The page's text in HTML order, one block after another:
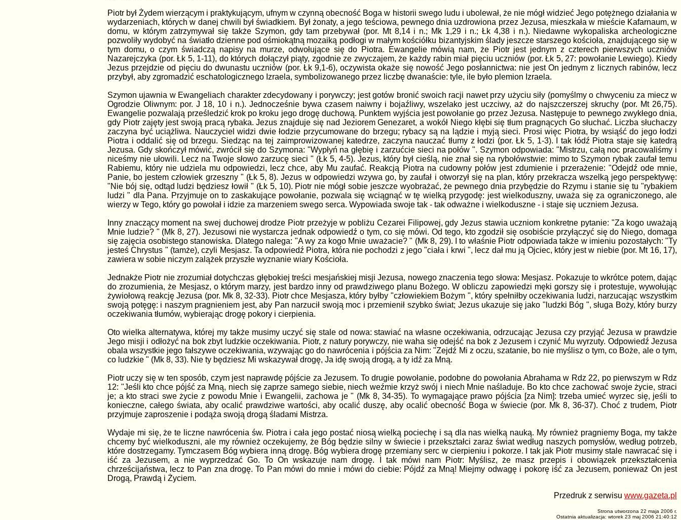
Piotr był Żydem wierzącym i praktykującym, ufnym w czynną obecność Boga w historii swego ludu i ubolewał, że nie mógł widzieć Jego potężnego działania w
wydarzeniach, których w danej chwili był świadkiem. Był żonaty, a jego teściowa, pewnego dnia uzdrowiona przez Jezusa, mieszkała w mieście Kafarnaum, w
domu, w którym zatrzymywał się także Szymon, gdy tam przebywał (por. Mt 8,14 i n.; Mk 1,29 i n.; Łk 4,38 i n.). Niedawne wykopaliska archeologiczne
pozwoliły wydobyć na światło dzienne pod ośmiokątną mozaiką podłogi w małym kościółku bizantyjskim ślady jeszcze starszego kościoła, znajdującego się w
tym domu, o czym świadczą napisy na murze, odwołujące się do Piotra. Ewangelie mówią nam, że Piotr jest jednym z czterech pierwszych uczniów
Nazarejczyka (por. Łk 5, 1-11), do których dołączył piąty, zgodnie ze zwyczajem, że każdy rabin miał pięciu uczniów (por. Łk 5, 27: powołanie Lewiego). Kiedy
Jezus przejdzie od pięciu do dwunastu uczniów (por. Łk 9,1-6), oczywista okaże się nowość Jego posłannictwa: nie jest On jednym z licznych rabinów, lecz
przybył, aby zgromadzić eschatologicznego Izraela, symbolizowanego przez liczbę dwanaście: tyle, ile było plemion Izraela.
Szymon ujawnia w Ewangeliach charakter zdecydowany i porywczy; jest gotów bronić swoich racji nawet przy użyciu siły (pomyślmy o chwyceniu za miecz w
Ogrodzie Oliwnym: por. J 18, 10 i n.). Jednocześnie bywa czasem naiwny i bojaźliwy, wszelako jest uczciwy, aż do najszczerszej skruchy (por. Mt 26,75).
Ewangelie pozwalają prześledzić krok po kroku jego drogę duchową. Punktem wyjścia jest powołanie go przez Jezusa. Następuje to pewnego zwykłego dnia,
gdy Piotr zajęty jest swoją pracą rybaka. Jezus znajduje się nad Jeziorem Genezaret, a wokół Niego kłębi się tłum pragnących Go słuchać. Liczba słuchaczy
zaczyna być uciążliwa. Nauczyciel widzi dwie łodzie przycumowane do brzegu; rybacy są na lądzie i myją sieci. Prosi więc Piotra, by wsiąść do jego łodzi
Piotra i oddalić się od brzegu. Siedząc na tej zaimprowizowanej katedrze, zaczyna nauczać tłumy z łodzi (por. Łk 5, 1-3). I tak łódź Piotra staje się katedrą
Jezusa. Gdy skończył mówić, zwrócił się do Szymona: "Wypłyń na głębię i zarzućcie sieci na połów ". Szymon odpowiada: "Mistrzu, całą noc pracowaliśmy i
niceśmy nie ułowili. Lecz na Twoje słowo zarzucę sieci " (Łk 5, 4-5). Jezus, który był cieślą, nie znał się na rybołówstwie: mimo to Szymon rybak zaufał temu
Rabiemu, który nie udziela mu odpowiedzi, lecz chce, aby Mu zaufać. Reakcją Piotra na cudowny połów jest zdumienie i przerażenie: "Odejdź ode mnie,
Panie, bo jestem człowiek grzeszny " (Łk 5, 8). Jezus w odpowiedzi wzywa go, by zaufał i otworzył się na plan, który przekracza wszelką jego perspektywę:
"Nie bój się, odtąd ludzi będziesz łowił " (Łk 5, 10). Piotr nie mógł sobie jeszcze wyobrażać, że pewnego dnia przybędzie do Rzymu i stanie się tu "rybakiem
ludzi " dla Pana. Przyjmuje on to zaskakujące powołanie, pozwala się wciągnąć w tę wielką przygodę: jest wielkoduszny, uważa się za ograniczonego, ale
wierzy w Tego, który go powołał i idzie za marzeniem swego serca. Wypowiada swoje tak - tak odważne i wielkoduszne - i staje się uczniem Jezusa.
Inny znaczący moment na swej duchowej drodze Piotr przeżyje w pobliżu Cezarei Filipowej, gdy Jezus stawia uczniom konkretne pytanie: "Za kogo uważają
Mnie ludzie? " (Mk 8, 27). Jezusowi nie wystarcza jednak odpowiedź o tym, co się mówi. Od tego, kto zgodził się osobiście przyłączyć się do Niego, domaga
się zajęcia osobistego stanowiska. Dlatego nalega: "A wy za kogo Mnie uważacie? " (Mk 8, 29). I to właśnie Piotr odpowiada także w imieniu pozostałych: "Ty
jesteś Chrystus " (tamże), czyli Mesjasz. Ta odpowiedź Piotra, która nie pochodzi z jego "ciała i krwi ", lecz dał mu ją Ojciec, który jest w niebie (por. Mt 16, 17),
zawiera w sobie niczym zalążek przyszłe wyznanie wiary Kościoła.
Jednakże Piotr nie zrozumiał dotychczas głębokiej treści mesjańskiej misji Jezusa, nowego znaczenia tego słowa: Mesjasz. Pokazuje to wkrótce potem, dając
do zrozumienia, że Mesjasz, o którym marzy, jest bardzo inny od prawdziwego planu Bożego. W obliczu zapowiedzi męki gorszy się i protestuje, wywołując
żywiołową reakcję Jezusa (por. Mk 8, 32-33). Piotr chce Mesjasza, który byłby "człowiekiem Bożym ", który spełniłby oczekiwania ludzi, narzucając wszystkim
swoją potęgę: i naszym pragnieniem jest, aby Pan narzucił swoją moc i przemienił szybko świat; Jezus ukazuje się jako "ludzki Bóg ", sługa Boży, który burzy
oczekiwania tłumów, wybierając drogę pokory i cierpienia.
Oto wielka alternatywa, której my także musimy uczyć się stale od nowa: stawiać na własne oczekiwania, odrzucając Jezusa czy przyjąć Jezusa w prawdzie
Jego misji i odłożyć na bok zbyt ludzkie oczekiwania. Piotr, z natury porywczy, nie waha się odejść na bok z Jezusem i czynić Mu wyrzuty. Odpowiedź Jezusa
obala wszystkie jego fałszywe oczekiwania, wzywając go do nawrócenia i pójścia za Nim: "Zejdź Mi z oczu, szatanie, bo nie myślisz o tym, co Boże, ale o tym,
co ludzkie " (Mk 8, 33). Nie ty będziesz Mi wskazywał drogę, Ja idę swoją drogą, a ty idź za Mną.
Piotr uczy się w ten sposób, czym jest naprawdę pójście za Jezusem. To drugie powołanie, podobne do powołania Abrahama w Rdz 22, po pierwszym w Rdz
12: "Jeśli kto chce pójść za Mną, niech się zaprze samego siebie, niech weźmie krzyż swój i niech Mnie naśladuje. Bo kto chce zachować swoje życie, straci
je; a kto straci swe życie z powodu Mnie i Ewangelii, zachowa je " (Mk 8, 34-35). To wymagające prawo pójścia [za Nim]: trzeba umieć wyrzec się, jeśli to
konieczne, całego świata, aby ocalić prawdziwe wartości, aby ocalić duszę, aby ocalić obecność Boga w świecie (por. Mk 8, 36-37). Choć z trudem, Piotr
przyjmuje zaproszenie i podąża swoją drogą śladami Mistrza.
Wydaje mi się, że te liczne nawrócenia św. Piotra i cała jego postać niosą wielką pociechę i są dla nas wielką nauką. My również pragniemy Boga, my także
chcemy być wielkoduszni, ale my również oczekujemy, że Bóg będzie silny w świecie i przekształci zaraz świat według naszych pomysłów, według potrzeb,
które dostrzegamy. Tymczasem Bóg wybiera inną drogę. Bóg wybiera drogę przemiany serc w cierpieniu i pokorze. I tak jak Piotr musimy stale nawracać się i
iść za Jezusem, a nie wyprzedzać Go. To On wskazuje nam drogę. I tak mówi nam Piotr: Myślisz, że masz przepis i obowiązek przekształcenia
chrześcijaństwa, lecz to Pan zna drogę. To Pan mówi do mnie i mówi do ciebie: Pójdź za Mną! Miejmy odwagę i pokorę iść za Jezusem, ponieważ On jest
Drogą, Prawdą i Życiem.
Przedruk z serwisu www.gazeta.pl
Strona utworzona 22 maja 2006 r.
Ostatnia aktualizacja: wtorek 23 maj 2006 21:40:12